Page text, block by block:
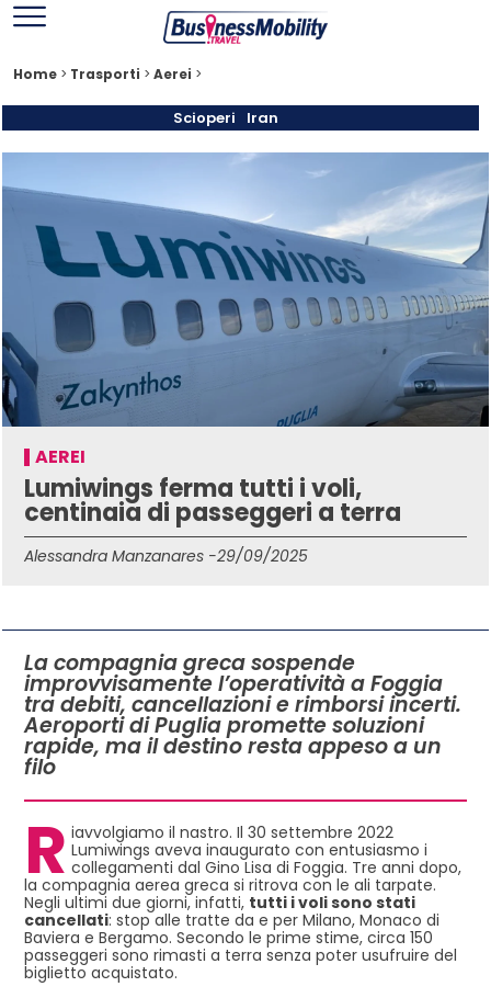
Home > Trasporti > Aerei >
Scioperi Iran
AEREI
Lumiwings ferma tutti i voli,
centinaia di passeggeri a terra
Alessandra Manzanares -29/09/2025
La compagnia greca sospende
improvvisamente l’operatività a Foggia
tra debiti, cancellazioni e rimborsi incerti.
Aeroporti di Puglia promette soluzioni
rapide, ma il destino resta appeso a un
filo
R iavvolgiamo il nastro. Il 30 settembre 2022
Lumiwings aveva inaugurato con entusiasmo i
collegamenti dal Gino Lisa di Foggia. Tre anni dopo,
la compagnia aerea greca si ritrova con le ali tarpate.
Negli ultimi due giorni, infatti, tutti i voli sono stati
cancellati: stop alle tratte da e per Milano, Monaco di
Baviera e Bergamo. Secondo le prime stime, circa 150
passeggeri sono rimasti a terra senza poter usufruire del
biglietto acquistato.